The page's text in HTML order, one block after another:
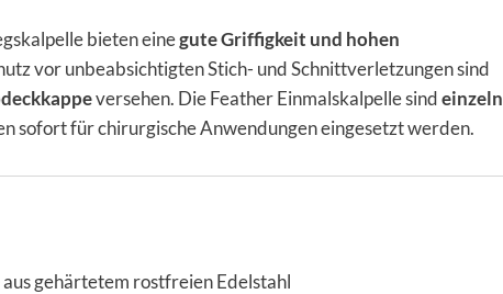
bieten einegute Griffigkeit und hohen
vor unbeabsichtigten Stich- und Schnittverletzungen sind
versehen. Die Feather Einmalskalpelle sindeinzeln
sofort für chirurgische Anwendungen eingesetzt werden.
gehärtetem rostfreien Edelstahl